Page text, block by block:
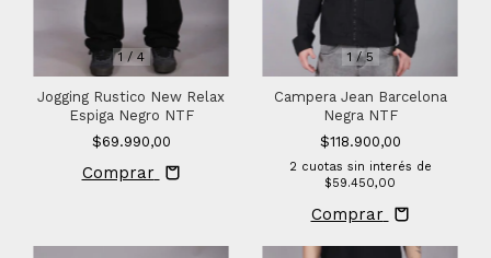
1 / 4
Jogging Rustico New Relax
Espiga Negro NTF
$69.990,00
Comprar
1 /5
Campera Jean Barcelona
Negra NTF
$118.900,00
2 cuotas sin interés de
$59.450,00
Comprar